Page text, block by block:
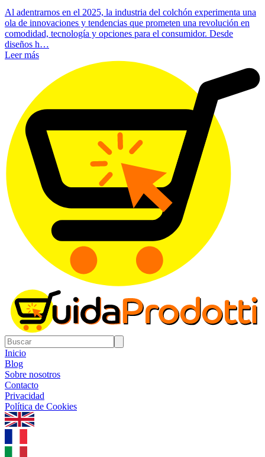
Al adentrarnos en el 2025, la industria del colchón experimenta una
ola de innovaciones y tendencias que prometen una revolución en
comodidad, tecnología y opciones para el consumidor. Desde
diseños h…
Leer más
Inicio
Blog
Sobre nosotros
Contacto
Privacidad
Política de Cookies